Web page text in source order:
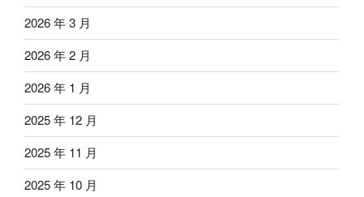
2026 年 3 月
2026 年 2 月
2026 年 1 月
2025 年 12 月
2025 年 11 月
2025 年 10 月